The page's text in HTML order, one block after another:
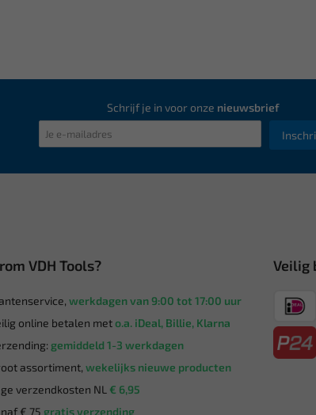
Schrijf je in voor onze nieuwsbrief
VDH Tools?
werkdagen van 9:00 tot 17:00 uur
online betalen meto.a. iDeal, Billie, Klarna
gemiddeld 1-3 werkdagen
assortiment, wekelijks nieuwe producten
verzendkosten NL € 6,95
€ 75 gratis verzending
Veilig